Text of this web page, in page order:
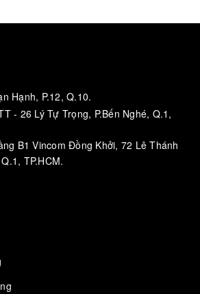
Hạnh, P.12, Q.10.
- 26 Lý Tự Trọng, P.Bến Nghé, Q.1,
B1 Vincom Đồng Khởi, 72 Lê Thánh
TP.HCM.